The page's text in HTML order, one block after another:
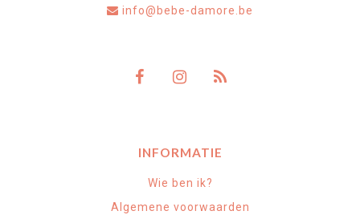
info@bebe-damore.be
INFORMATIE
Wie ben ik?
Algemene voorwaarden